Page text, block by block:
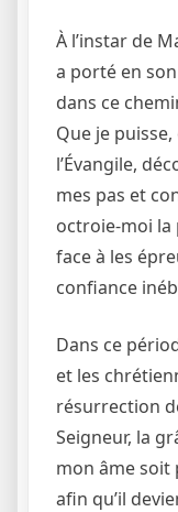
À l’instar de
a porté en
dans ce
Que je
l’Évangile,
mes pas et
octroie-moi la
face à les
confiance
Dans ce
et les
résurrection
Seigneur, la
mon âme soit
afin qu’il